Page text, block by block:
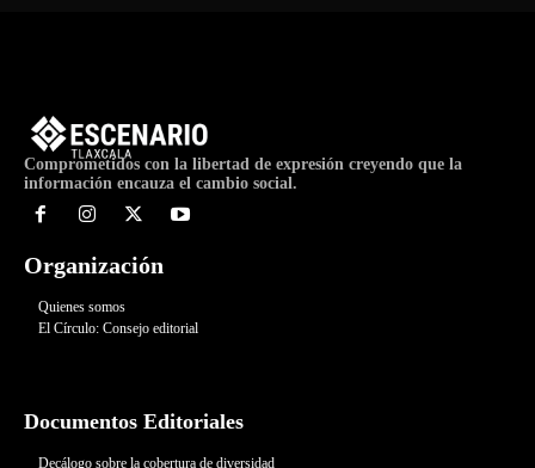
Comprometidos con la libertad de expresión creyendo que la
información encauza el cambio social.
Organización
Quienes somos
El Círculo: Consejo editorial
Documentos Editoriales
Decálogo sobre la cobertura de diversidad